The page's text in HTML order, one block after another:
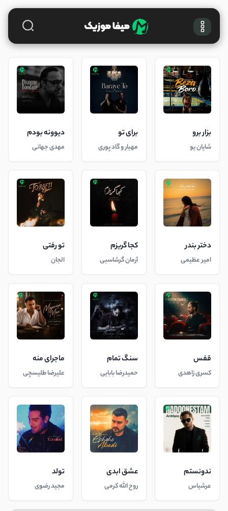
بزار برو
شایان یو
برای تو
مهیار و گاد پوری
دیوونه بودم
مهدی جهانی
دختر بندر
امیر عظیمی
کجا گریزم
آرمان گرشاسبی
تو رفتی
الجان
قفس
کسری زاهدی
سنگ تمام
حمیدرضا بابایی
ماجرای منه
علیرضا طلیسچی
ندونستم
عرشیاس
عشق ابدی
روح الله کرمی
تولد
مجید رضوی